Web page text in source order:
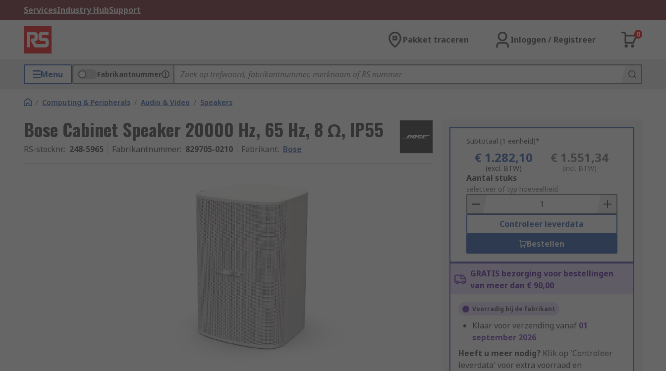
ServicesIndustry HubSupport
Pakket traceren Inloggen / Registreer
0
Menu Fabrikantnummer
/ Computing & Peripherals / Audio & Video / Speakers
Bose Cabinet Speaker 20000 Hz, 65 Hz, 8 Ω, IP55
RS-stocknr.: 248-5965 Fabrikantnummer: 829705-0210 Fabrikant: Bose
Subtotaal (1 eenheid)*
€ 1.282,10
(excl. BTW)
€ 1.551,34
(incl. BTW)
Add
to
Basket
Aantal stuks
selecteer of typ hoeveelheid
Controleer leverdata
Bestellen
GRATIS bezorging voor bestellingen
van meer dan € 90,00
Voorradig bij de fabrikant
Klaar voor verzending vanaf 01
september 2026
Heeft u meer nodig? Klik op 'Controleer
leverdata' voor extra voorraad en